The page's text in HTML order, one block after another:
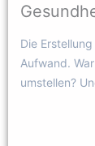
Die
Aufwand.
umstellen?